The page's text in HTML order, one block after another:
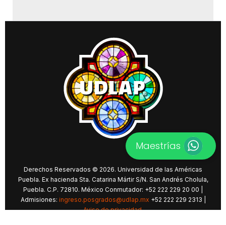
Derechos Reservados © 2026. Universidad de las Américas
Puebla. Ex hacienda Sta. Catarina Mártir S/N. San Andrés Cholula,
Puebla. C.P. 72810. México Conmutador: +52 222 229 20 00 |
Admisiones: ingreso.posgrados@udlap.mx +52 222 229 2313 |
Aviso de privacidad.
Maestrías